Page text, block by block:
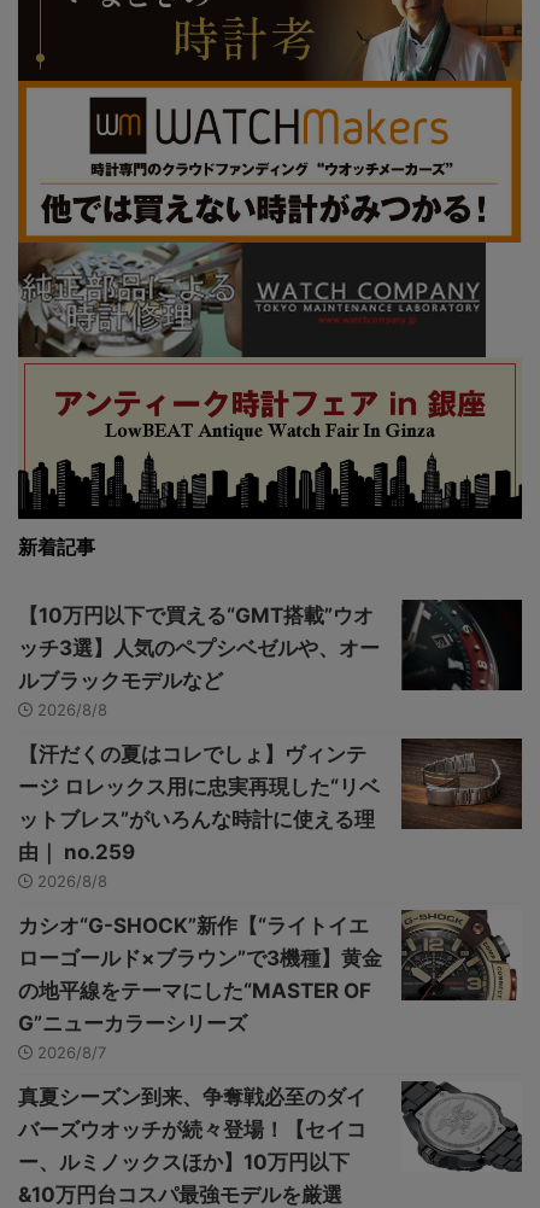
新着記事
【10万円以下で買える“GMT搭載”ウオ
ッチ3選】人気のペプシベゼルや、オー
ルブラックモデルなど
2026/8/8
【汗だくの夏はコレでしょ】ヴィンテ
ージ ロレックス用に忠実再現した“リベ
ットブレス”がいろんな時計に使える理
由｜ no.259
2026/8/8
カシオ“G-SHOCK”新作【“ライトイエ
ローゴールド×ブラウン”で3機種】黄金
の地平線をテーマにした“MASTER OF
G”ニューカラーシリーズ
2026/8/7
真夏シーズン到来、争奪戦必至のダイ
バーズウオッチが続々登場！【セイコ
ー、ルミノックスほか】10万円以下
&10万円台コスパ最強モデルを厳選